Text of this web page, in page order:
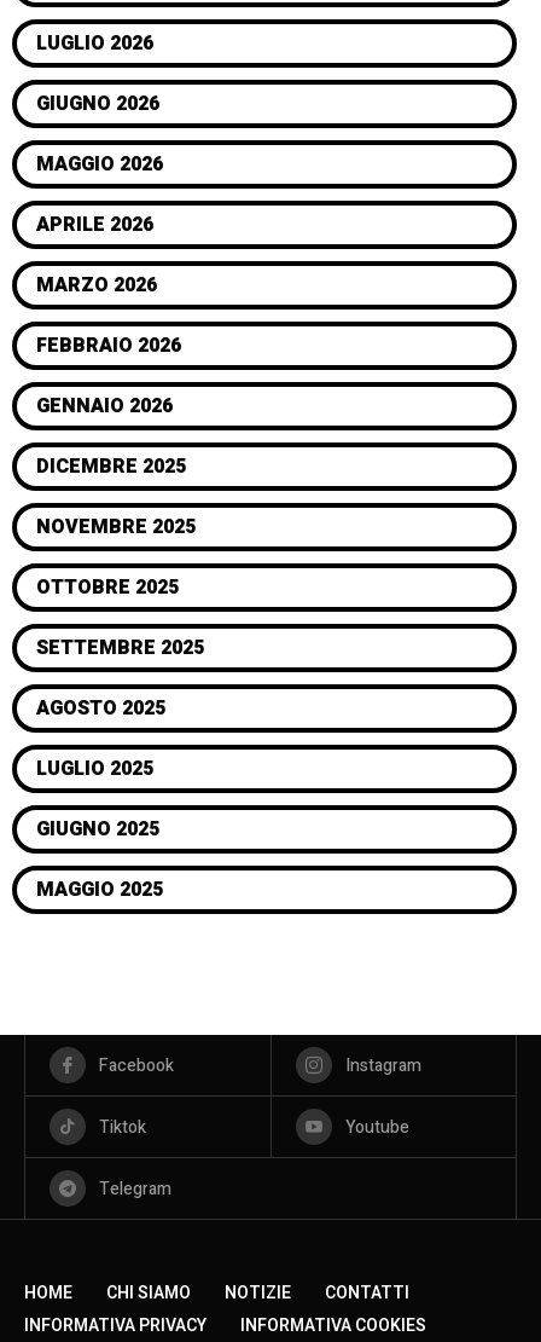
LUGLIO 2026
GIUGNO 2026
MAGGIO 2026
APRILE 2026
MARZO 2026
FEBBRAIO 2026
GENNAIO 2026
DICEMBRE 2025
NOVEMBRE 2025
OTTOBRE 2025
SETTEMBRE 2025
AGOSTO 2025
LUGLIO 2025
GIUGNO 2025
MAGGIO 2025
Facebook Instagram
Tiktok Youtube
Telegram
HOME CHI SIAMO NOTIZIE
CONTATTI
INFORMATIVA PRIVACY
INFORMATIVA COOKIES